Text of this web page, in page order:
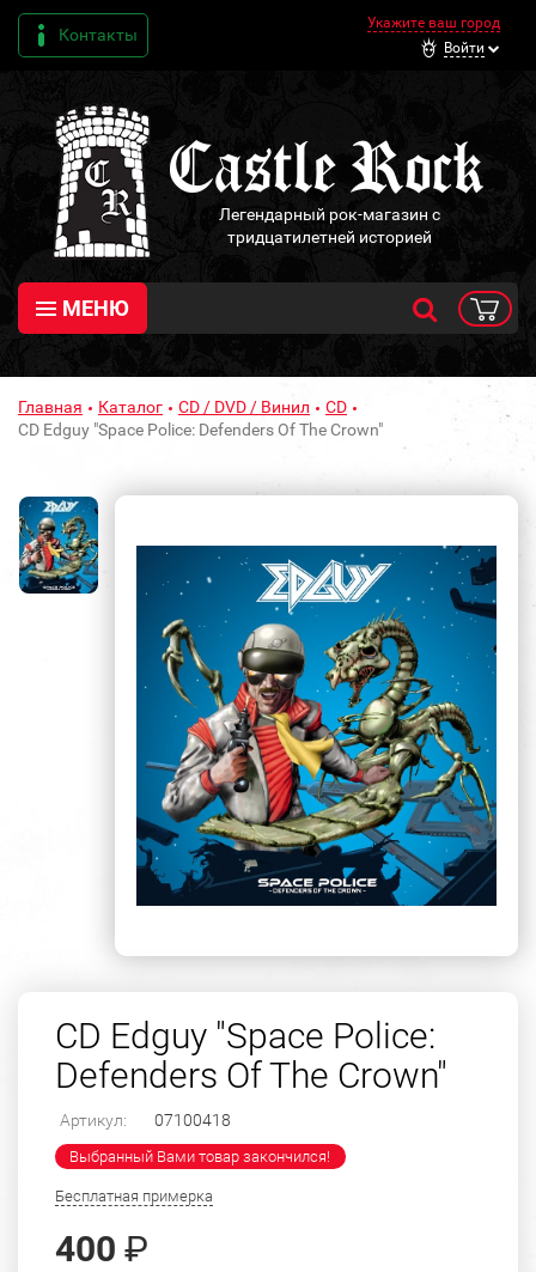
Контакты
Укажите ваш город
Войти
Легендарный рок-магазин с
тридцатилетней историей
МЕНЮ
Главная Каталог CD / DVD / Винил
CD
CD Edguy "Space Police: Defenders Of The Crown"
CD Edguy "Space Police:
Defenders Of The Crown"
Артикул: 07100418
Выбранный Вами товар закончился!
Бесплатная примерка
400 ₽